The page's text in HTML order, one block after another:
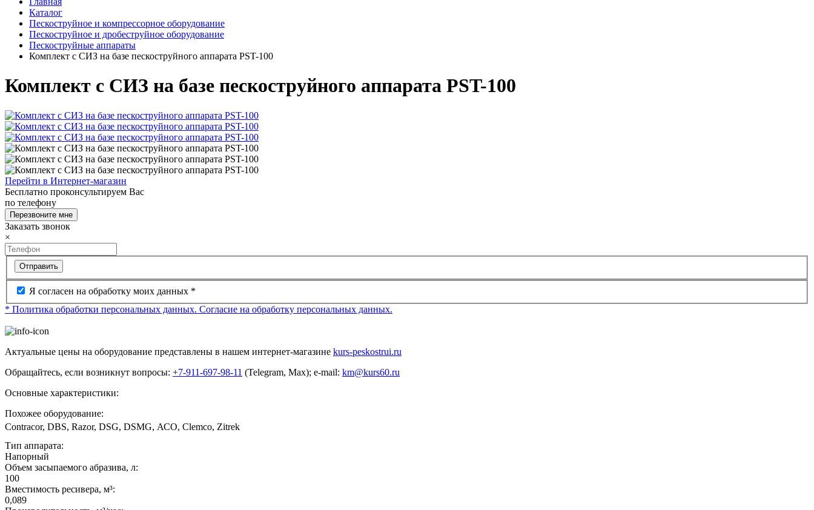
Каталог
Пескоструйное и компрессорное оборудование
Пескоструйное и дробеструйное оборудование
Пескоструйные аппараты
Комплект с СИЗ на базе пескоструйного аппарата PST-100
Комплект с СИЗ на базе пескоструйного аппарата PST-100
Перейти в Интернет-магазин
Бесплатно проконсультируем Вас
по телефону
Перезвоните мне
Заказать звонок
×
Отправить
Я согласен на обработку моих данных *
* Политика обработки персональных данных. Согласие на обработку персональных данных.
Актуальные цены на оборудование представлены в нашем интернет-магазине kurs-peskostrui.ru
Обращайтесь, если возникнут вопросы: +7-911-697-98-11 (Telegram, Max); e-mail: km@kurs60.ru
Основные характеристики:
Похожее оборудование:
Contracor, DBS, Razor, DSG, DSMG, АСО, Clemco, Zitrek
Тип аппарата:
Напорный
Объем засыпаемого абразива, л:
100
Вместимость ресивера, м³:
0,089